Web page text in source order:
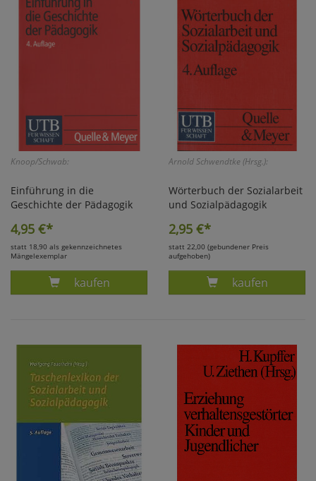
Knoop/Schwab:
Einführung in die
Geschichte der Pädagogik
4,95 €*
statt 18,90 als gekennzeichnetes
Mängelexemplar
Produkt KNOOP, EINF.
kaufen
Arnold Schwendtke (Hrsg.):
Wörterbuch der Sozialarbeit
und Sozialpädagogik
2,95 €*
statt 22,00 (gebundener Preis
aufgehoben)
Produkt
kaufen
Marketing
Cookies
Alle Akzeptieren
Cookies
Einstellungen speichern